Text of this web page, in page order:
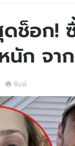
หวยไทย
สถิติหว
หวยลาว
ช็อก!
นัก จา
พิมพ์